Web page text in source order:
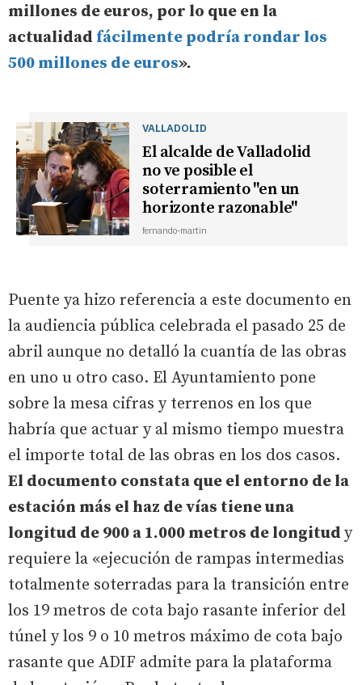
millones de euros, por lo que en la
actualidad fácilmente podría rondar los
500 millones de euros».
VALLADOLID
El alcalde de Valladolid
no ve posible el
soterramiento "en un
horizonte razonable"
fernando-martin
Puente ya hizo referencia a este documento en
la audiencia pública celebrada el pasado 25 de
abril aunque no detalló la cuantía de las obras
en uno u otro caso. El Ayuntamiento pone
sobre la mesa cifras y terrenos en los que
habría que actuar y al mismo tiempo muestra
el importe total de las obras en los dos casos.
El documento constata que el entorno de la
estación más el haz de vías tiene una
longitud de 900 a 1.000 metros de longitud y
requiere la «ejecución de rampas intermedias
totalmente soterradas para la transición entre
los 19 metros de cota bajo rasante inferior del
túnel y los 9 o 10 metros máximo de cota bajo
rasante que ADIF admite para la plataforma